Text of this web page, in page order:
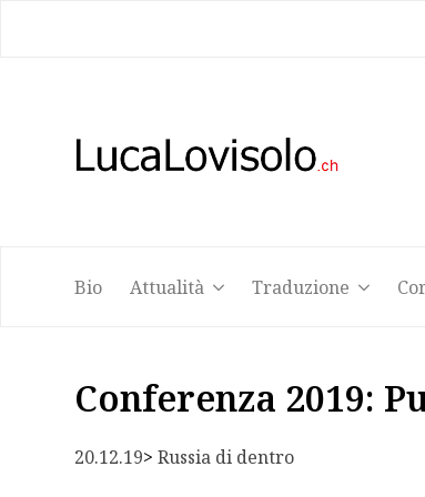
Bio Attualità Traduzione
Conferenza 2019:
20.12.19> Russia di dentro